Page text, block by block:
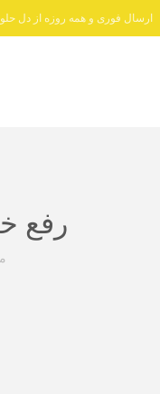
ارسال فوری و همه روزه از دل حلوا
رفع